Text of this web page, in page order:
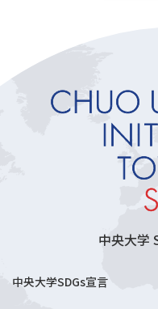
中央大学
中央大学SDGs宣言